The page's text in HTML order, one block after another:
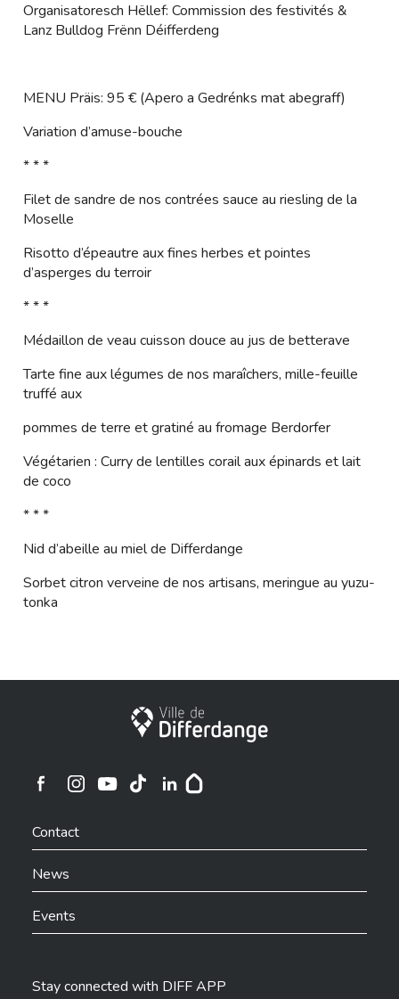
Organisatoresch Hëllef: Commission des festivités &
Lanz Bulldog Frënn Déifferdeng
MENU Präis: 95 € (Apero a Gedrénks mat abegraff)
Variation d’amuse-bouche
* * *
Filet de sandre de nos contrées sauce au riesling de la
Moselle
Risotto d’épeautre aux fines herbes et pointes
d’asperges du terroir
* * *
Médaillon de veau cuisson douce au jus de betterave
Tarte fine aux légumes de nos maraîchers, mille-feuille
truffé aux
pommes de terre et gratiné au fromage Berdorfer
Végétarien : Curry de lentilles corail aux épinards et lait
de coco
* * *
Nid d’abeille au miel de Differdange
Sorbet citron verveine de nos artisans, meringue au yuzu-
tonka
City of Differdange
Ville de Differdange sur Instagram
Contact
News
Events
Stay connected with DIFF APP